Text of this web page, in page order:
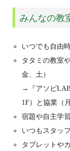
みんなの教
いつでも自由
タタミの教室
金、土）
→『アソビ
1F）と協業（
宿題や自主学
いつもスタッ
タブレットや